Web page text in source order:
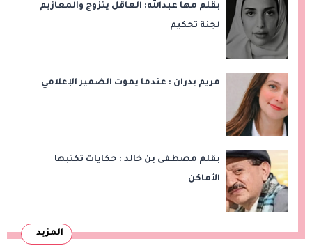
بقلم مها عبدالله: العاقل يتزوج والمعازيم
لجنة تحكيم
مريم بدران : عندما يموت الضمير الإعلامي
بقلم مصطفى بن خالد : حكايات تكتبها
الأماكن
المزيد